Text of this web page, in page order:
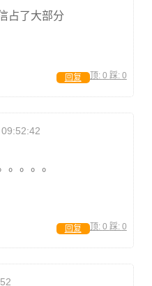
占了大部分
顶: 0 踩: 0
回复
。。。。
顶: 0 踩: 0
回复